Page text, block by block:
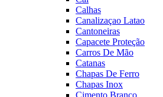
Calhas
Canalizaçao Latao
Cantoneiras
Capacete Proteção
Carros De Mão
Catanas
Chapas De Ferro
Chapas Inox
Cimento Branco